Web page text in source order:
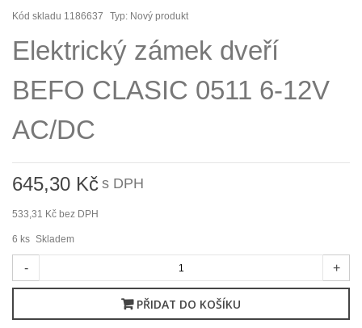
Kód skladu 1186637 Typ: Nový produkt
Elektrický zámek dveří
BEFO CLASIC 0511 6-12V
AC/DC
645,30 Kč s DPH
533,31 Kč bez DPH
6 ks Skladem
- +
PŘIDAT DO KOŠÍKU